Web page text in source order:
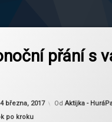
přání s
4 března, 2017
Aktualizováno 4
Od Aktijka -
po kroku